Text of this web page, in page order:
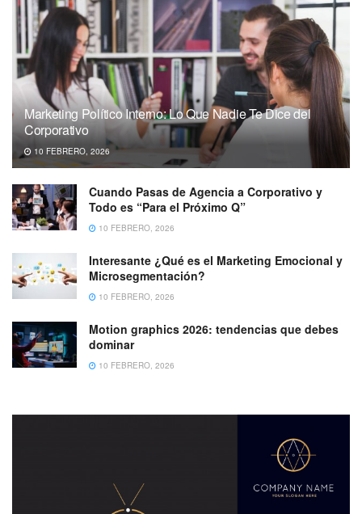
Marketing Político Interno: Lo Que Nadie Te Dice del
Corporativo
10 FEBRERO, 2026
Cuando Pasas de Agencia a Corporativo y
Todo es “Para el Próximo Q”
10 FEBRERO, 2026
Interesante ¿Qué es el Marketing Emocional y
Microsegmentación?
10 FEBRERO, 2026
Motion graphics 2026: tendencias que debes
dominar
10 FEBRERO, 2026